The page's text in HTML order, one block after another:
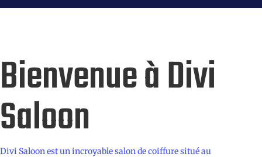
Bienvenue à Divi
Saloon
Divi Saloon est un incroyable salon de coiffure situé au